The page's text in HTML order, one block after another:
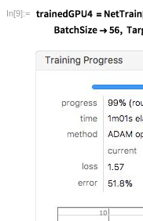
In[9]:=